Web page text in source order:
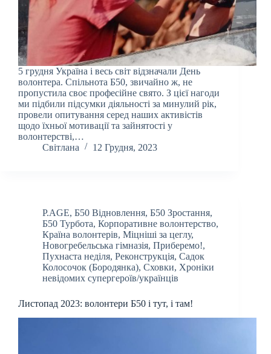
5 грудня Україна і весь світ відзначали День
волонтера. Спільнота Б50, звичайно ж, не
пропустила своє професійне свято. З цієї нагоди
ми підбили підсумки діяльності за минулий рік,
провели опитування серед наших активістів
щодо їхньої мотивації та зайнятості у
волонтерстві,…
Світлана
12 Грудня, 2023
P.AGE, Б50 Відновлення, Б50 Зростання,
Б50 Турбота, Корпоративне волонтерство,
Країна волонтерів, Міцніші за цеглу,
Новогребельська гімназія, Приберемо!,
Пухнаста неділя, Реконструкція, Садок
Колосочок (Бородянка), Сховки, Хроніки
невідомих супергероїв/українців
Листопад 2023: волонтери Б50 і тут, і там!